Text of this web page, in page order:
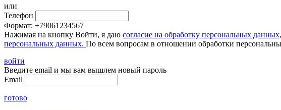
или
Телефон
Формат: +79061234567
Нажимая на кнопку Войти, я даю согласие на обработку персональных данных
персональных данных. По всем вопросам в отношении обработки
войти
Введите email и мы вам вышлем новый пароль
Email
готово